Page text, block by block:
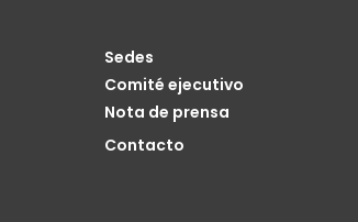
Sedes
Comité ejecutivo
Nota de prensa
Contacto